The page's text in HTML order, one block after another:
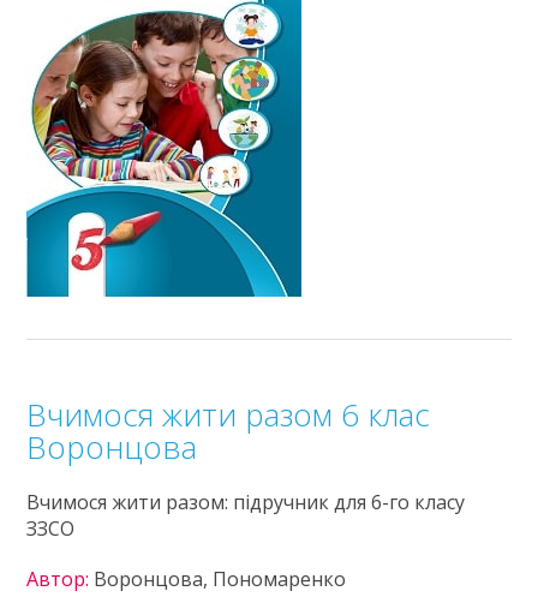
Вчимося жити разом 6 клас
Воронцова
Вчимося жити разом: підручник для 6-го класу
ЗЗСО
Автор: Воронцова, Пономаренко